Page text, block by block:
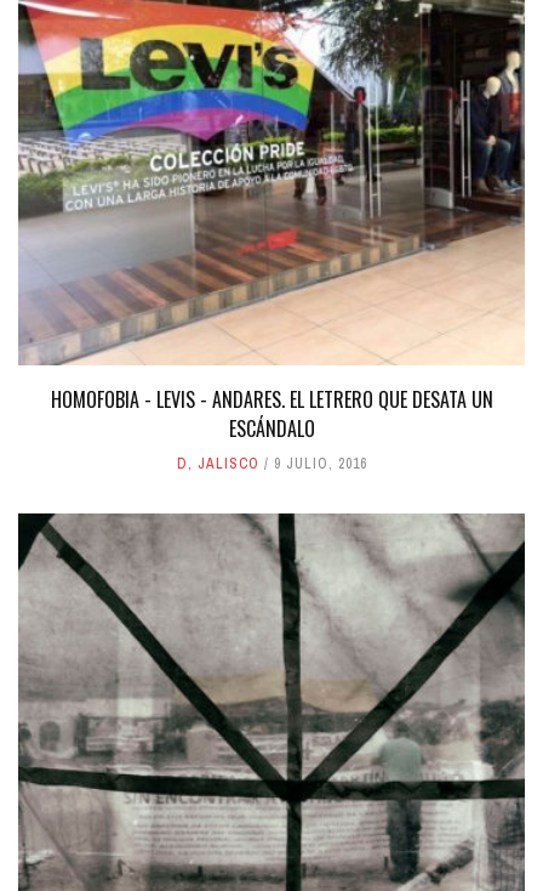
HOMOFOBIA - LEVIS - ANDARES. EL LETRERO QUE DESATA UN
ESCÁNDALO
D, JALISCO 9 JULIO, 2016